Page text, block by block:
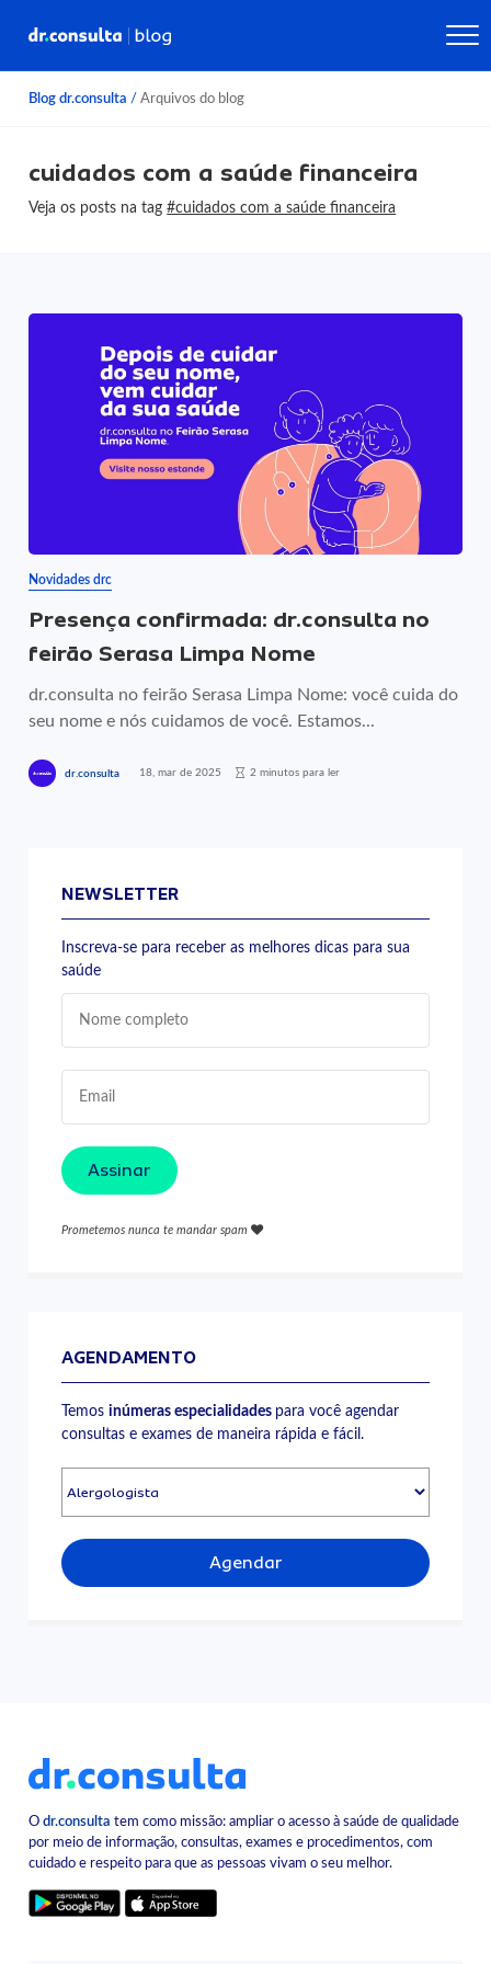
Blog dr.consulta / Arquivos do blog
cuidados com a saúde financeira
Veja os posts na tag#cuidados com a saúde financeira
Novidades drc
Presença confirmada: dr.consulta no
feirão Serasa Limpa Nome
dr.consulta no feirão Serasa Limpa Nome: você cuida do
seu nome e nós cuidamos de você. Estamos...
dr.consulta 18, mar de 2025 2 minutos para ler
NEWSLETTER
Inscreva-se para receber as melhores dicas para sua
saúde
Assinar
Prometemos nunca te mandar spam
AGENDAMENTO
Temosinúmeras especialidades para você agendar
consultas e exames de maneira rápida e fácil.
Agendar
Odr.consulta tem como missão: ampliar o acesso à saúde de qualidade
por meio de informação, consultas, exames e procedimentos, com
cuidado e respeito para que as pessoas vivam o seu melhor.